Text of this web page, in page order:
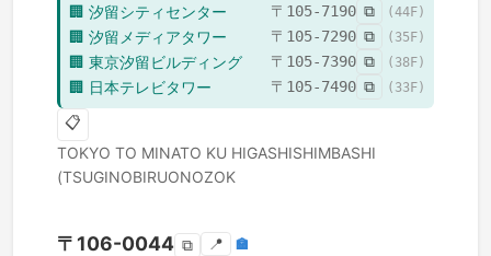
🏢 汐留シティセンター 〒 105-7190 ⧉ (44F)
🏢 汐留メディアタワー 〒 105-7290 ⧉ ( 35 F)
🏢 東京汐留ビルディング 〒 105-7390 ⧉ ( 38F)
🏢 日本テレビタワー 〒 105-7490 ⧉ ( 33F)
📋
TOKYO TO MINATO KU HIGASHISHIMBASHI
(TSUGINOBIRUONOZOK
〒 106-0044 ⧉ 📍 🏣